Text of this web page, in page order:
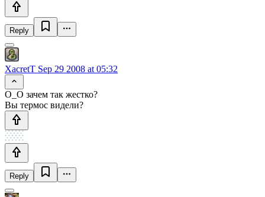
Reply
XacretT Sep 29 2008 at 05:32
О_О зачем так жестко?
Вы термос видели?
Reply